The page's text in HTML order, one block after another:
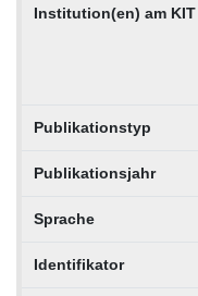
Institution(en) am KIT
Publikationstyp
Publikationsjahr
Sprache
Identifikator